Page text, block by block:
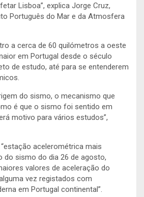
Lisboa”, explica Jorge Cruz,
Português do Mar e da Atmosfera
a cerca de 60 quilómetros a oeste
em Portugal desde o século
de estudo, até para se entenderem
do sismo, o mecanismo que
é que o sismo foi sentido em
motivo para vários estudos”,
acelerométrica mais
do sismo do dia 26 de agosto,
valores de aceleração do
vez registados com
em Portugal continental”.